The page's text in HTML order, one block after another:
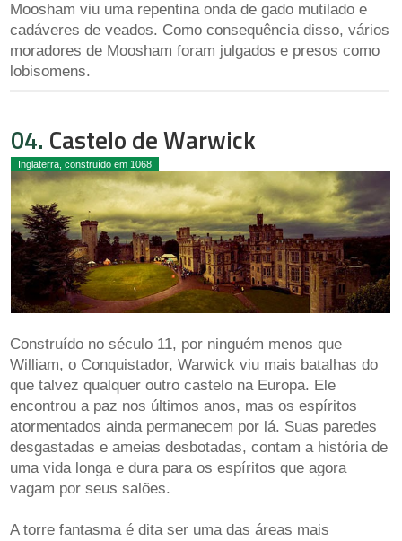
Moosham viu uma repentina onda de gado mutilado e
cadáveres de veados. Como consequência disso, vários
moradores de Moosham foram julgados e presos como
lobisomens.
04. Castelo de Warwick
Inglaterra, construído em 1068
Construído no século 11, por ninguém menos que
William, o Conquistador, Warwick viu mais batalhas do
que talvez qualquer outro castelo na Europa. Ele
encontrou a paz nos últimos anos, mas os espíritos
atormentados ainda permanecem por lá. Suas paredes
desgastadas e ameias desbotadas, contam a história de
uma vida longa e dura para os espíritos que agora
vagam por seus salões.
A torre fantasma é dita ser uma das áreas mais